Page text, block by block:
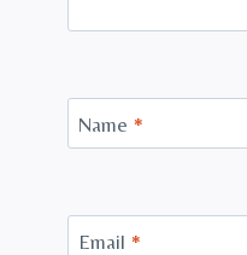
Name *
Email *